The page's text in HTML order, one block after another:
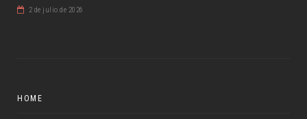
2 de julio de 2026
HOME